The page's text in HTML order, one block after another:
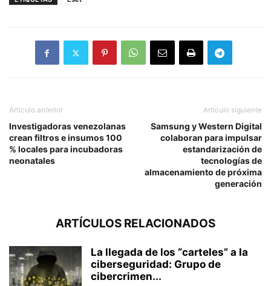
Artículo anterior
Investigadoras venezolanas
crean filtros e insumos 100
% locales para incubadoras
neonatales
Artículo siguiente
Samsung y Western Digital
colaboran para impulsar
estandarización de
tecnologías de
almacenamiento de próxima
generación
ARTÍCULOS RELACIONADOS
La llegada de los “carteles” a la
ciberseguridad: Grupo de
cibercrimen...